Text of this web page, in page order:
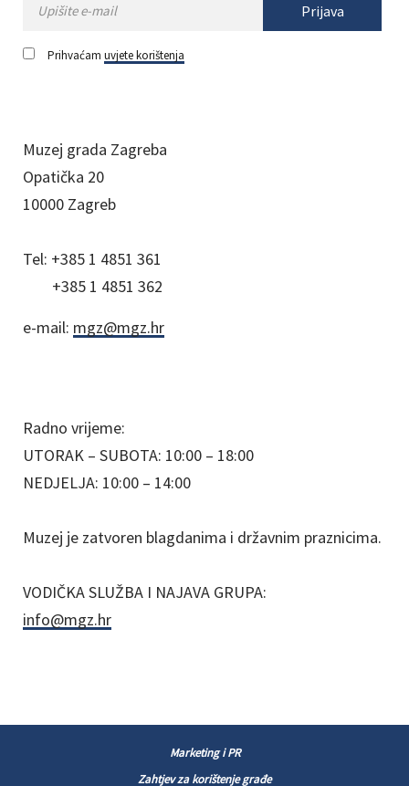
Prijava
Prihvaćam uvjete korištenja
Muzej grada Zagreba
Opatička 20
10000 Zagreb
Tel: +385 1 4851 361
+385 1 4851 362
e-mail: mgz@mgz.hr
Radno vrijeme:
UTORAK – SUBOTA: 10:00 – 18:00
NEDJELJA: 10:00 – 14:00
Muzej je zatvoren blagdanima i državnim praznicima.
VODIČKA SLUŽBA I NAJAVA GRUPA:
info@mgz.hr
Marketing i PR
Zahtjev za korištenje građe